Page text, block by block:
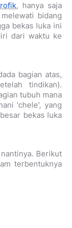
, hanya saja
bidang
bekas luka ini
dari waktu ke
bagian atas,
tindikan).
tubuh mana
'chele', yang
bekas luka
Berikut
terbentuknya